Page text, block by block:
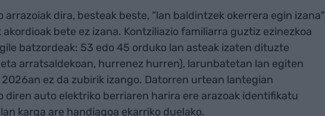
arrazoiak dira, besteak beste, “lan baldintzek okerrera egin izana"
bete ez izana. Kontziliazio familiarra guztiz ezinezkoa
batzordeak: 53 edo 45 orduko lan asteak izaten dituzte
arratsaldekoan, hurrenez hurren), larunbatetan lan egiten
ez da zubirik izango. Datorren urtean lantegian
diren auto elektriko berriaren harira ere arazoak identifikatu
karga are handiagoa ekarriko duelako.